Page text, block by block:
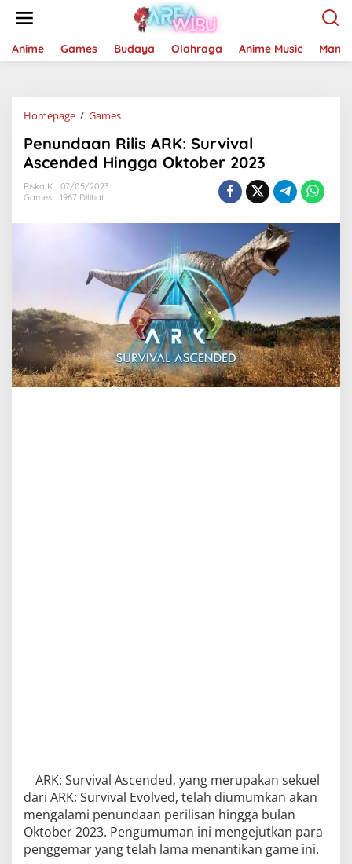
Anime Games Budaya Olahraga Anime Music
Homepage / GamesPenundaan
ARK:
Survival
Ascended
Penundaan Rilis ARK: Survival
Ascended Hingga Oktober 2023
Riska K
07/05/2023
Games
1967 Dilihat
ARK: Survival Ascended, yang merupakan sekuel
dari ARK: Survival Evolved, telah diumumkan akan
mengalami penundaan perilisan hingga bulan
Oktober 2023. Pengumuman ini mengejutkan para
penggemar yang telah lama menantikan game ini.